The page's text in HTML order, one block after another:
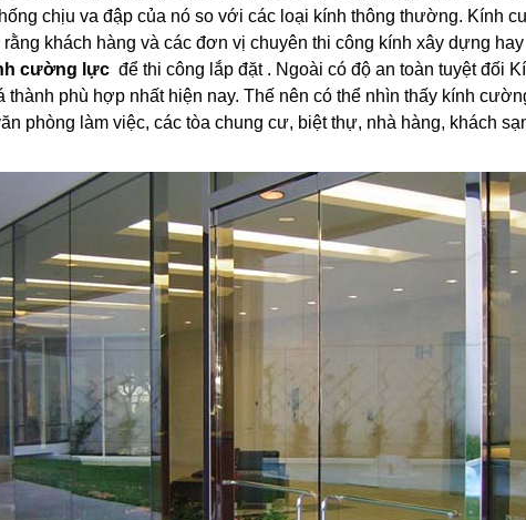
chịu va đập của nó so với các loại kính thông thường. Kính
rằng khách hàng và các đơn vị chuyên thi công kính xây dựng
cường lực để thi công lắp đặt . Ngoài có độ an toàn tuyệt đối
thành phù hợp nhất hiện nay. Thế nên có thể nhìn thấy kính
phòng làm việc, các tòa chung cư, biệt thự, nhà hàng, khách